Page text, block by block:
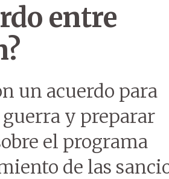
entre
un acuerdo para
guerra y preparar
el programa
de las